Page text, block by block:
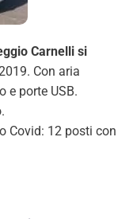
Carnelli si
Con aria
e porte USB.
Covid: 12 posti con